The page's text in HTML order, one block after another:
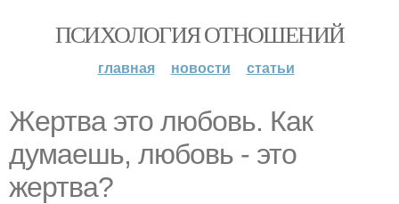
ПСИХОЛОГИЯ ОТНОШЕНИЙ
главная новости статьи
Жертва это любовь. Как
думаешь, любовь - это
жертва?